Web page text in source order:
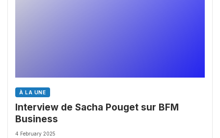
À LA UNE
Interview de Sacha Pouget sur BFM
Business
4 February 2025